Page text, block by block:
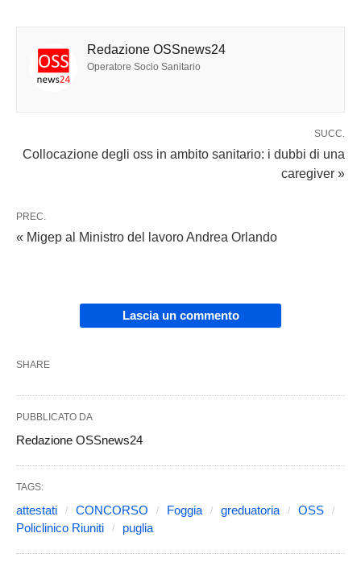
Redazione OSSnews24
Operatore Socio Sanitario
SUCC.
Collocazione degli oss in ambito sanitario: i dubbi di una
caregiver »
PREC.
« Migep al Ministro del lavoro Andrea Orlando
Lascia un commento
SHARE
PUBBLICATO DA
Redazione OSSnews24
TAGS:
attestati CONCORSO Foggia greduatoria
OSS
Policlinico Riuniti
puglia